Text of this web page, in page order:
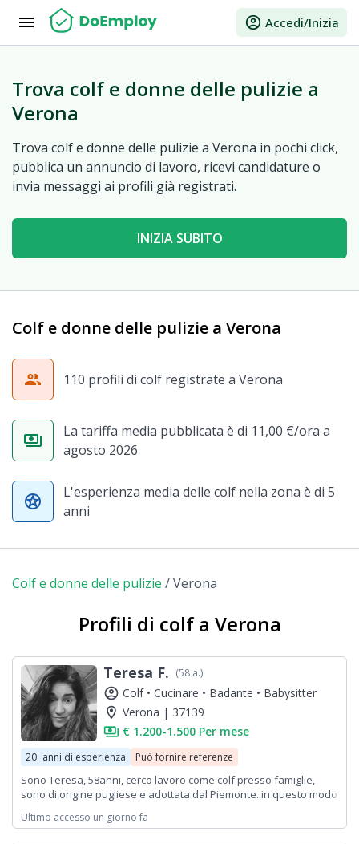
menu account_circle Accedi/Inizia
Trova colf e donne delle pulizie a
Verona
Trova colf e donne delle pulizie a Verona in pochi click,
pubblica un annuncio di lavoro, ricevi candidature o
invia messaggi ai profili già registrati.
INIZIA SUBITO
Colf e donne delle pulizie a Verona
group 110 profili di colf registrate a Verona
payments
La tariffa media pubblicata è di 11,00 €/ora a
agosto 2026
stars
L'esperienza media delle colf nella zona è di 5
anni
Colf e donne delle pulizie /Verona
Profili di colf a Verona
Teresa F. (58 a.)
account_circle Colf • Cucinare • Badante • Babysitter
location_on Verona | 37139
payments € 1.200-1.500 Per mese
20 anni di esperienza Può fornire referenze
Sono Teresa, 58anni, cerco lavoro come colf presso famiglie,
sono di origine pugliese e adottata dal Piemonte..in questo modo
precisa nel lavoro,con sali valori attenta alle cose importanti,amo
Ultimo accesso un giorno fa